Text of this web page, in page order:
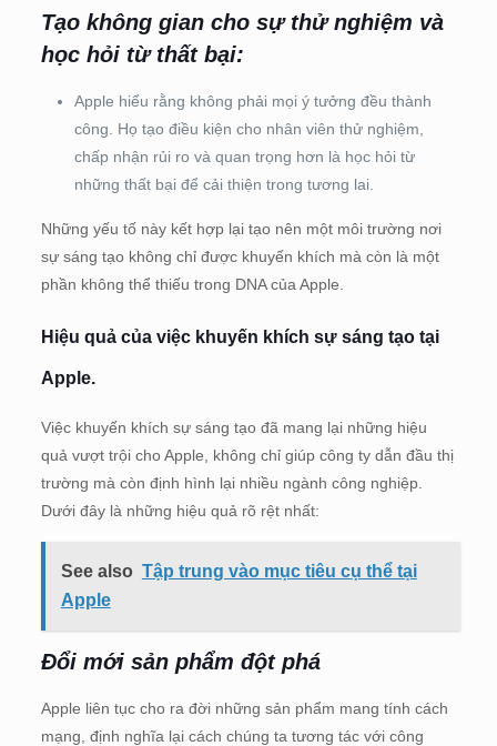
Tạo không gian cho sự thử nghiệm và
học hỏi từ thất bại:
Apple hiểu rằng không phải mọi ý tưởng đều thành
công. Họ tạo điều kiện cho nhân viên thử nghiệm,
chấp nhận rủi ro và quan trọng hơn là học hỏi từ
những thất bại để cải thiện trong tương lai.
Những yếu tố này kết hợp lại tạo nên một môi trường nơi
sự sáng tạo không chỉ được khuyến khích mà còn là một
phần không thể thiếu trong DNA của Apple.
Hiệu quả của việc khuyến khích sự sáng tạo tại
Apple.
Việc khuyến khích sự sáng tạo đã mang lại những hiệu
quả vượt trội cho Apple, không chỉ giúp công ty dẫn đầu thị
trường mà còn định hình lại nhiều ngành công nghiệp.
Dưới đây là những hiệu quả rõ rệt nhất:
See also Tập trung vào mục tiêu cụ thể tại
Apple
Đổi mới sản phẩm đột phá
Apple liên tục cho ra đời những sản phẩm mang tính cách
mạng, định nghĩa lại cách chúng ta tương tác với công